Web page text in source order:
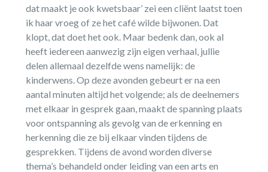
dat maakt je ook kwetsbaar’ zei een cliënt laatst toen
ik haar vroeg of ze het café wilde bijwonen. Dat
klopt, dat doet het ook. Maar bedenk dan, ook al
heeft iedereen aanwezig zijn eigen verhaal, jullie
delen allemaal dezelfde wens namelijk: de
kinderwens. Op deze avonden gebeurt er na een
aantal minuten altijd het volgende; als de deelnemers
met elkaar in gesprek gaan, maakt de spanning plaats
voor ontspanning als gevolg van de erkenning en
herkenning die ze bij elkaar vinden tijdens de
gesprekken. Tijdens de avond worden diverse
thema’s behandeld onder leiding van een arts en